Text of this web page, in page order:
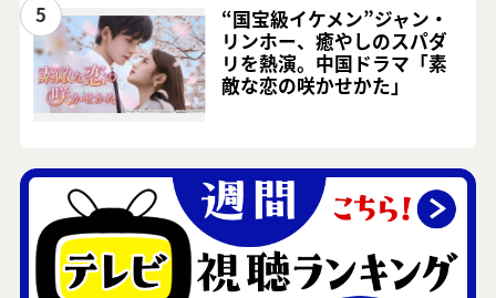
5
“国宝級イケメン”ジャン・
リンホー、癒やしのスパダ
リを熱演。中国ドラマ「素
敵な恋の咲かせかた」